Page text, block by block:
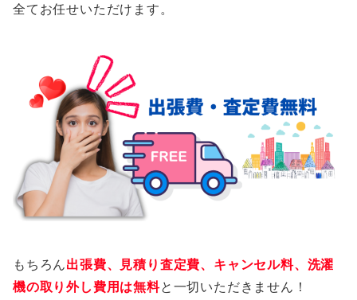
全てお任せいただけます。
もちろん出張費、見積り査定費、キャンセル料、洗濯
機の取り外し費用は無料と一切いただきません！